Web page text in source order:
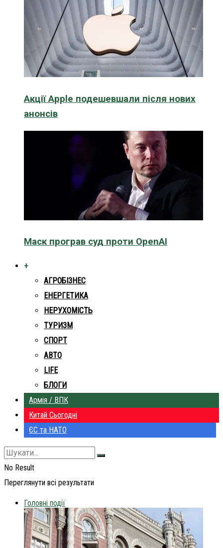
Акції Apple подешевшали після нових
анонсів
Маск програв суд проти OpenAI
+
АГРОБІЗНЕС
ЕНЕРГЕТИКА
НЕРУХОМІСТЬ
ТУРИЗМ
СПОРТ
АВТО
LIFE
БЛОГИ
Армія / ВПК
Китай Сьогодні
ЄС та НАТО
No Result
Переглянути всі результати
Головні події